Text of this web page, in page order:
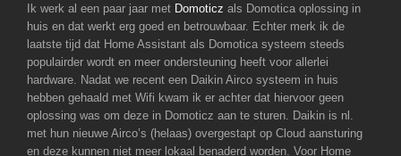
Ik werk al een paar jaar met Domoticz als Domotica oplossing in
huis en dat werkt erg goed en betrouwbaar. Echter merk ik de
laatste tijd dat Home Assistant als Domotica systeem steeds
populairder wordt en meer ondersteuning heeft voor allerlei
hardware. Nadat we recent een Daikin Airco systeem in huis
hebben gehaald met Wifi kwam ik er achter dat hiervoor geen
oplossing was om deze in Domoticz aan te sturen. Daikin is nl.
met hun nieuwe Airco’s (helaas) overgestapt op Cloud aansturing
en deze kunnen niet meer lokaal benaderd worden. Voor Home